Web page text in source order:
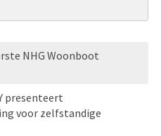
NHG Woonboot
presenteert
voor zelfstandige